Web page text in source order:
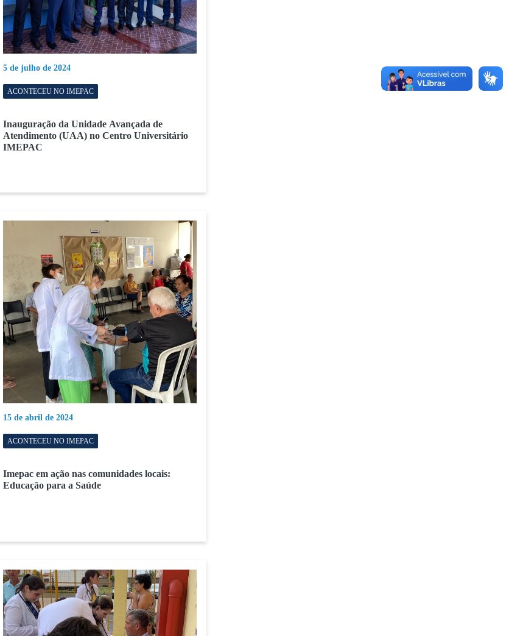
5 de julho de 2024
ACONTECEU NO IMEPAC
Inauguração da Unidade Avançada de
Atendimento (UAA) no Centro Universitário
IMEPAC
15 de abril de 2024
ACONTECEU NO IMEPAC
Imepac em ação nas comunidades locais:
Educação para a Saúde